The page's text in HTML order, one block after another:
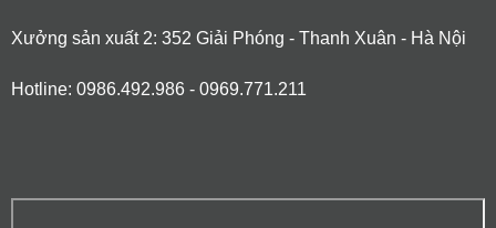
Xưởng sản xuất 2: 352 Giải Phóng - Thanh Xuân - Hà Nội
Hotline: 0986.492.986 - 0969.771.211